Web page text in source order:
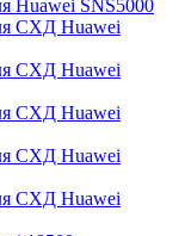
Huawei SNS5000
СХД Huawei
СХД Huawei
СХД Huawei
СХД Huawei
СХД Huawei